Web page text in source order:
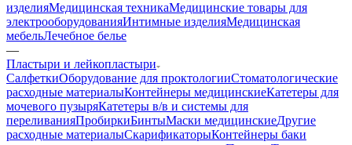
изделияМедицинская техникаМедицинские товары для
электрооборудованияИнтимные изделияМедицинская
мебельЛечебное белье
—
Пластыри и лейкопластыри
СалфеткиОборудование для проктологииСтоматологические
расходные материалыКонтейнеры медицинскиеКатетеры для
мочевого пузыряКатетеры в/в и системы для
переливанияПробиркиБинтыМаски медицинскиеДругие
расходные материалыСкарификаторыКонтейнеры баки